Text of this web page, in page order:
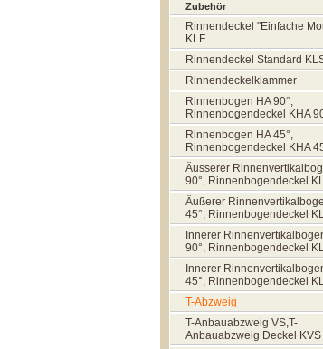
Zubehör
Rinnendeckel "Einfache
KLF
Rinnendeckel Standard
Rinnendeckelklammer
Rinnenbogen HA 90°,
Rinnenbogendeckel KHA
Rinnenbogen HA 45°,
Rinnenbogendeckel KHA
Äusserer
90°, Rinnenbogendeckel
Äußerer
45°, Rinnenbogendeckel
Innerer
90°, Rinnenbogendeckel
Innerer
45°, Rinnenbogendeckel
T-Abzweig
T-Anbauabzweig VS,T-
Anbauabzweig Deckel KVS